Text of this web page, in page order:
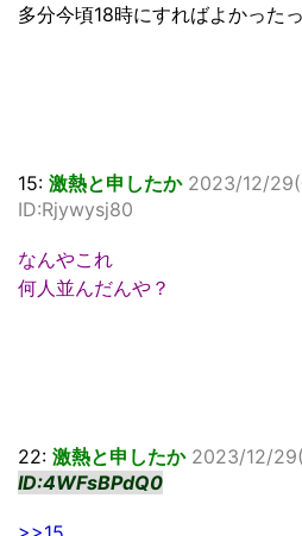
多分今頃18時にすればよかった
15: 激熱と申したか 2023/12/
ID:Rjywysj80
なんやこれ
何人並んだんや？
22: 激熱と申したか 2023/12/
ID:4WFsBPdQ0